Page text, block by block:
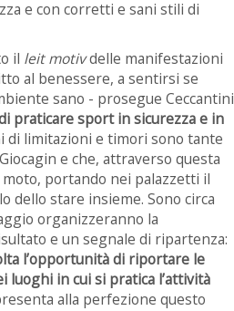
e con corretti e sani stili di
il leit motivdelle manifestazioni
al benessere, a sentirsi se
sano - prosegue Ceccantini
praticare sport in sicurezza e in
di limitazioni e timori sono tante
e che, attraverso questa
portando nei palazzetti il
dello stare insieme. Sono circa
organizzeranno la
e un segnale di ripartenza:
l’opportunità di riportare le
luoghi in cui si pratica l’attività
alla perfezione questo